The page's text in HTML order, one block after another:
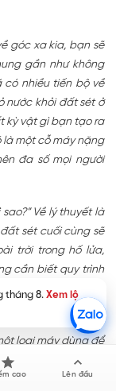
góc xa kia, bạn sẽ
gần như không
có nhiều tiến bộ về
nước khỏi đất sét ở
kỳ vật gì bạn tạo ra
là một cỗ máy nặng
đa số mọi người
Về lý thuyết là
sét cuối cùng sẽ
trời trong hố lửa,
cần biết quy trình
thải ra các hợp
loại máy dùng để
chẳng hạn như
trong ngành
cao Lên đầu
tháng 8. Xem lộ